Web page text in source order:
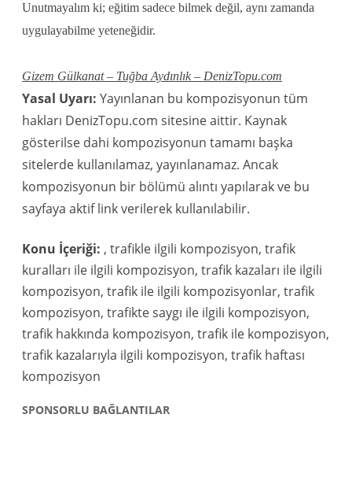
Unutmayalım ki; eğitim sadece bilmek değil, aynı zamanda
uygulayabilme yeteneğidir.
Gizem Gülkanat – Tuğba Aydınlık – DenizTopu.com
Yasal Uyarı: Yayınlanan bu kompozisyonun tüm
hakları DenizTopu.com sitesine aittir. Kaynak
gösterilse dahi kompozisyonun tamamı başka
sitelerde kullanılamaz, yayınlanamaz. Ancak
kompozisyonun bir bölümü alıntı yapılarak ve bu
sayfaya aktif link verilerek kullanılabilir.
Konu İçeriği: , trafikle ilgili kompozisyon, trafik
kuralları ile ilgili kompozisyon, trafik kazaları ile ilgili
kompozisyon, trafik ile ilgili kompozisyonlar, trafik
kompozisyon, trafikte saygı ile ilgili kompozisyon,
trafik hakkında kompozisyon, trafik ile kompozisyon,
trafik kazalarıyla ilgili kompozisyon, trafik haftası
kompozisyon
SPONSORLU BAĞLANTILAR